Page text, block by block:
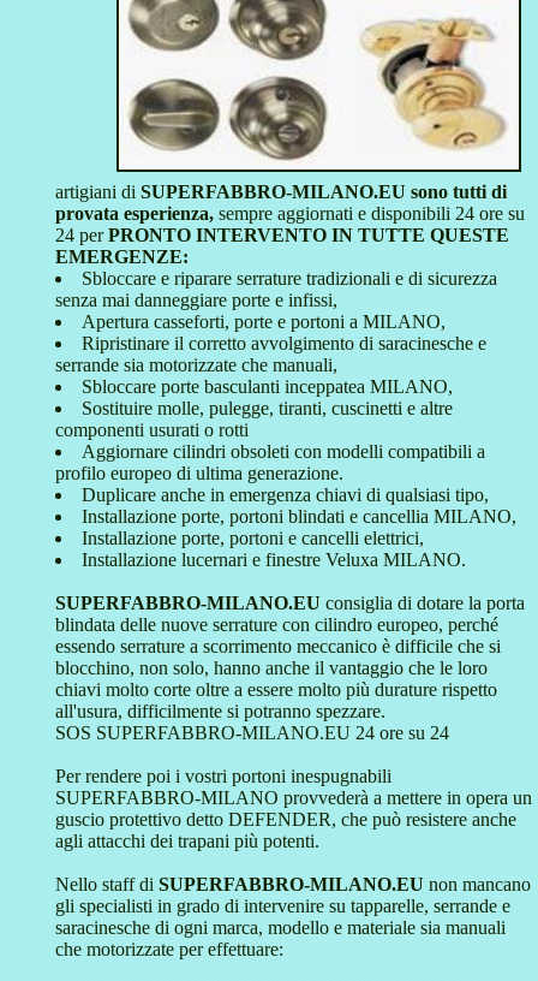
artigiani di SUPERFABBRO-MILANO.EU sono tutti di
provata esperienza,sempre aggiornati e disponibili 24 ore su
24 perPRONTO INTERVENTO IN TUTTE QUESTE
EMERGENZE:
Sbloccare e riparare serrature tradizionali e di sicurezza
senza mai danneggiare porte e infissi,
Apertura casseforti, porte e portoni a MILANO,
Ripristinare il corretto avvolgimento di saracinesche e
serrande sia motorizzate che manuali,
Sbloccare porte basculanti inceppatea MILANO,
Sostituire molle, pulegge, tiranti, cuscinetti e altre
componenti usurati o rotti
Aggiornare cilindri obsoleti con modelli compatibili a
profilo europeo di ultima generazione.
Duplicare anche in emergenza chiavi di qualsiasi tipo,
Installazione porte, portoni blindati e cancellia MILANO,
Installazione porte, portoni e cancelli elettrici,
Installazione lucernari e finestre Veluxa MILANO.
SUPERFABBRO-MILANO.EU consiglia di dotare la porta
blindata delle nuove serrature con cilindro europeo, perché
essendo serrature a scorrimento meccanico è difficile che si
blocchino, non solo, hanno anche il vantaggio che le loro
chiavi molto corte oltre a essere molto più durature rispetto
all'usura, difficilmente si potranno spezzare.
SOS SUPERFABBRO-MILANO.EU 24 ore su 24
Per rendere poi i vostri portoni inespugnabili
SUPERFABBRO-MILANO provvederà a mettere in opera un
guscio protettivo detto DEFENDER, che può resistere anche
agli attacchi dei trapani più potenti.
Nello staff di SUPERFABBRO-MILANO.EU non mancano
gli specialisti in grado di intervenire su tapparelle, serrande e
saracinesche di ogni marca, modello e materiale sia manuali
che motorizzate per effettuare: